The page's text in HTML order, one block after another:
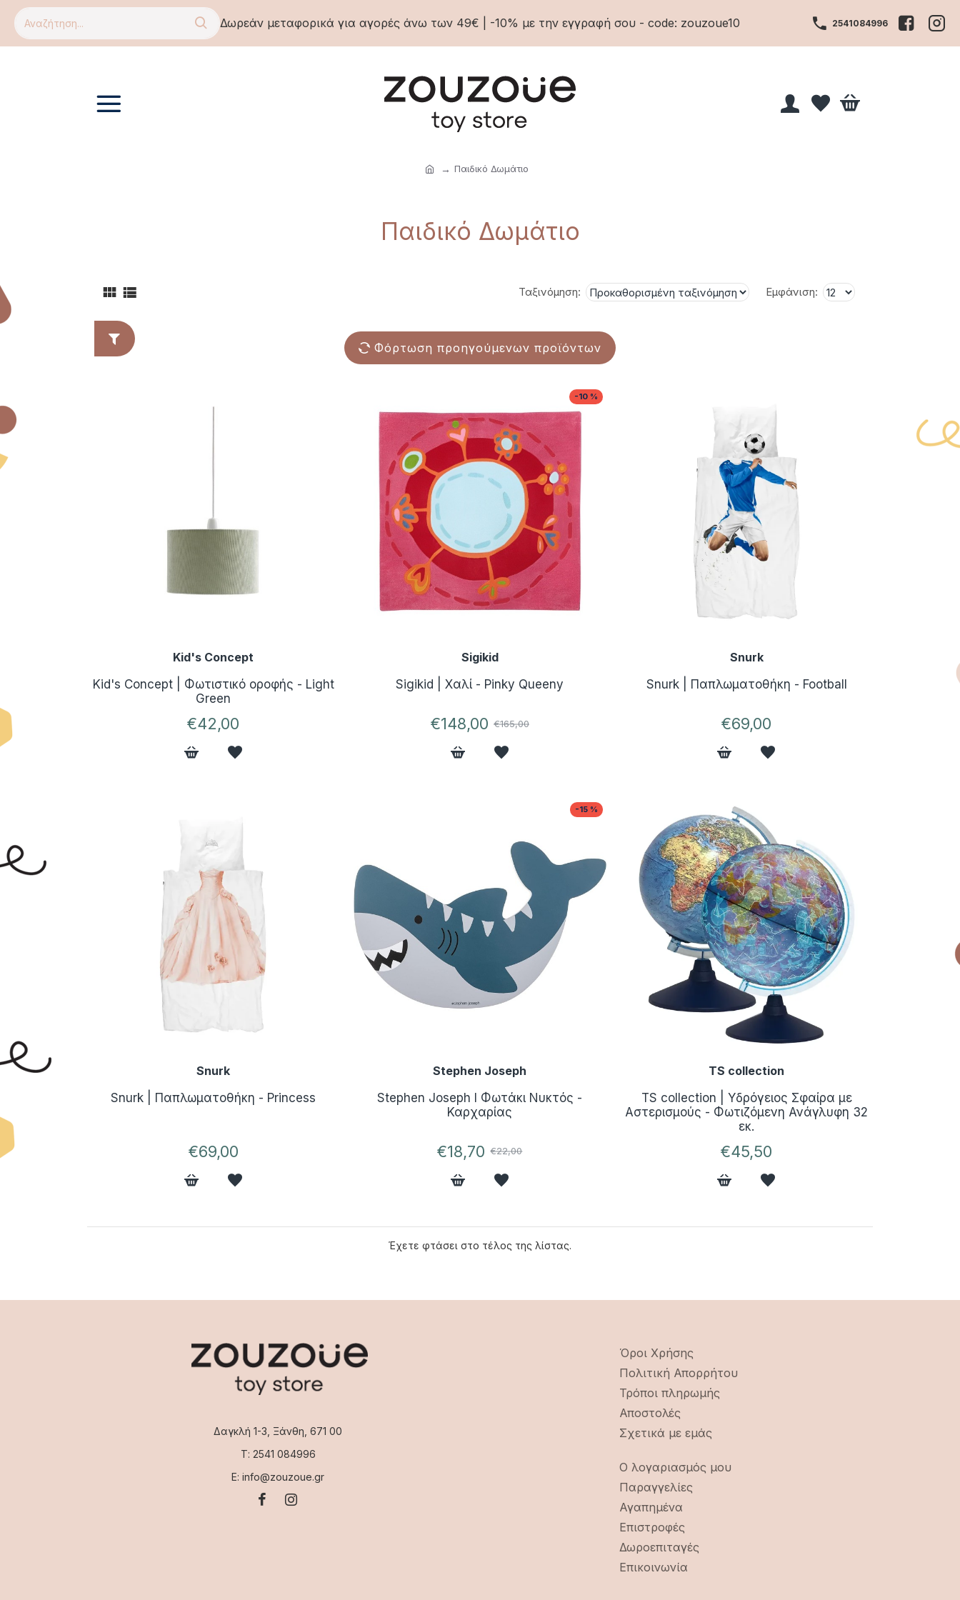
Δωρεάν μεταφορικά για αγορές άνω των 49€ | -10% με την εγγραφή σου - code: zouzoue10 2541084996
Παιδικό Δωμάτιο
Παιδικό Δωμάτιο
Ταξινόμηση: Εμφάνιση:
Φόρτωση προηγούμενων προϊόντων
Kid's Concept
Kid's Concept | Φωτιστικό οροφής - Light
Green
€42,00
-10 %
Sigikid
Sigikid | Χαλί - Pinky Queeny
€148,00 €165,00
Snurk
Snurk | Παπλωματοθήκη - Football
€69,00
Snurk
Snurk | Παπλωματοθήκη - Princess
€69,00
-15 %
Stephen Joseph
Stephen Joseph l Φωτάκι Νυκτός -
Καρχαρίας
€18,70 €22,00
TS collection
TS collection | Υδρόγειος Σφαίρα με
Αστερισμούς - Φωτιζόμενη Ανάγλυφη 32
εκ.
€45,50
Έχετε φτάσει στο τέλος της λίστας.
Δαγκλή 1-3, Ξάνθη, 671 00
Τ: 2541 084996
Ε: info@zouzoue.gr
Όροι Χρήσης
Πολιτική Απορρήτου
Τρόποι πληρωμής
Αποστολές
Σχετικά με εμάς
Ο λογαριασμός μου
Παραγγελίες
Αγαπημένα
Επιστροφές
Δωροεπιταγές
Επικοινωνία